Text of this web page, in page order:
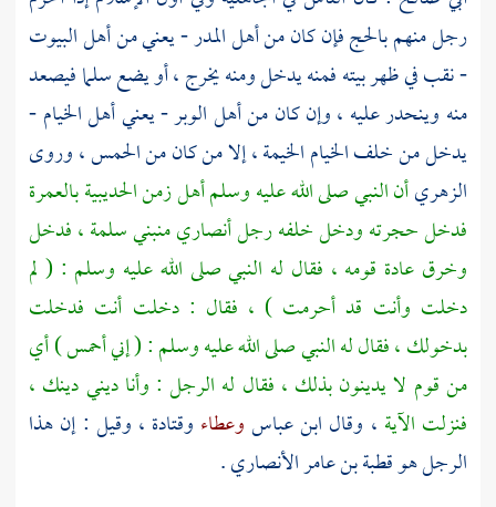
رجل منهم بالحج فإن كان من أهل المدر - يعني من أهل البيوت
- نقب في ظهر بيته فمنه يدخل ومنه يخرج ، أو يضع سلما فيصعد
منه وينحدر عليه ، وإن كان من أهل الوبر - يعني أهل الخيام -
يدخل من خلف الخيام الخيمة ، إلا من كان من الحمس ، وروى
الزهريأن النبي صلى الله عليه وسلم أهل زمن الحديبية بالعمرة
فدخل حجرته ودخل خلفه رجل أنصاري منبني سلمة، فدخل
وخرق عادة قومه ، فقال له النبي صلى الله عليه وسلم : ( لم
دخلت وأنت قد أحرمت ) ، فقال : دخلت أنت فدخلت
بدخولك ، فقال له النبي صلى الله عليه وسلم : ( إني أحمس ) أي
من قوم لا يدينون بذلك ، فقال له الرجل : وأنا ديني دينك ،
فنزلت الآية ، وقال ابن عباسوعطاء وقتادة ، وقيل : إن هذا
الرجل هوقطبة بن عامر الأنصاري.